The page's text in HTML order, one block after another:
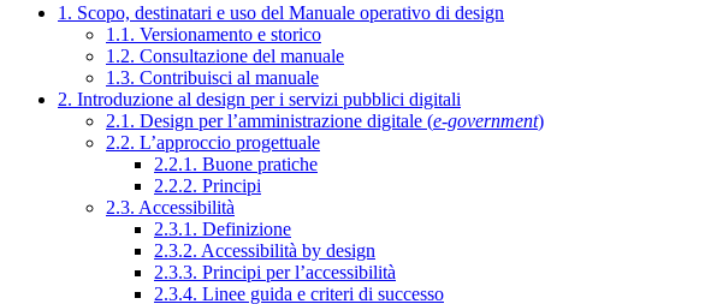
1. Scopo, destinatari e uso del Manuale operativo di design
1.1. Versionamento e storico
1.2. Consultazione del manuale
1.3. Contribuisci al manuale
2. Introduzione al design per i servizi pubblici digitali
2.1. Design per l’amministrazione digitale (e-government)
2.2. L’approccio progettuale
2.2.1. Buone pratiche
2.2.2. Principi
2.3. Accessibilità
2.3.1. Definizione
2.3.2. Accessibilità by design
2.3.3. Principi per l’accessibilità
2.3.4. Linee guida e criteri di successo